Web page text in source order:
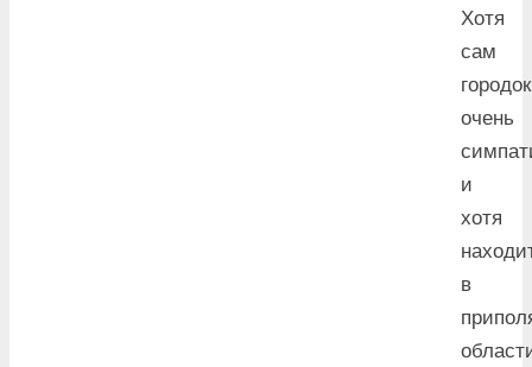
Хотя
сам
городок
очень
и
хотя
в